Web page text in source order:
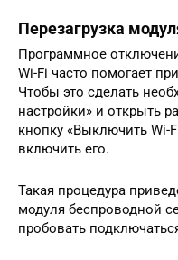
Перезагрузка
Программное
Wi-Fi часто помогает
Чтобы это сделать
настройки» и открыть
кнопку «Выключить Wi-
включить его.
Такая процедура
модуля беспроводной
пробовать